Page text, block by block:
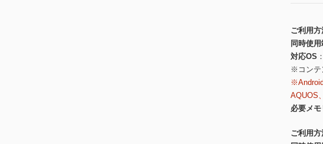
ご利用方
同時使
対応OS
※コンテ
AQUOS
必要メ
ご利用方